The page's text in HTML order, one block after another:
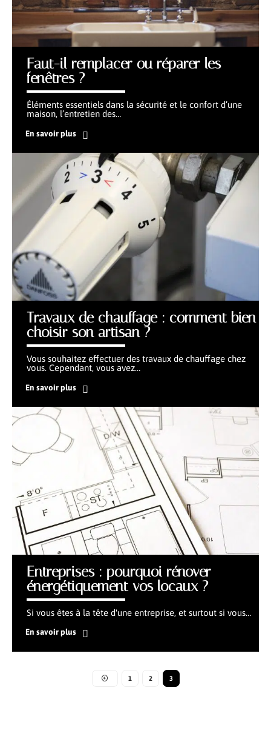
Faut-il remplacer ou réparer les
fenêtres ?
Éléments essentiels dans la sécurité et le confort d’une
maison, l’entretien des…
En savoir plus
Travaux de chauffage : comment bien
choisir son artisan ?
Vous souhaitez effectuer des travaux de chauffage chez
vous. Cependant, vous avez…
En savoir plus
Entreprises : pourquoi rénover
énergétiquement vos locaux ?
Si vous êtes à la tête d'une entreprise, et surtout si vous…
En savoir plus
1 2 3